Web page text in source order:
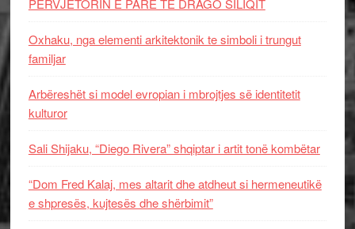
PERVJETORIN E PARE TE DRAGO SILIQIT
Oxhaku, nga elementi arkitektonik te simboli i trungut
familjar
Arbëreshët si model evropian i mbrojtjes së identitetit
kulturor
Sali Shijaku, “Diego Rivera” shqiptar i artit tonë kombëtar
“Dom Fred Kalaj, mes altarit dhe atdheut si hermeneutikë
e shpresës, kujtesës dhe shërbimit”